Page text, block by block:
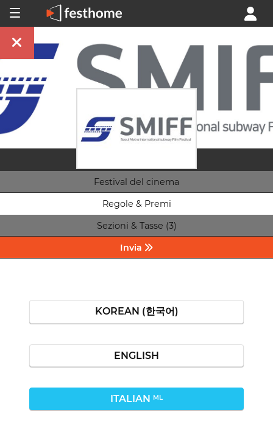
Festival del cinema
Regole & Premi
Sezioni & Tasse (3)
Invia
KOREAN (한국어)
ENGLISH
ITALIAN ML